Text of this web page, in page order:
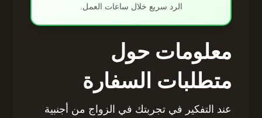
الرد سريع خلال ساعات العمل.
معلومات حول
متطلبات السفارة
عند التفكير في تجربتك في الزواج من أجنبية